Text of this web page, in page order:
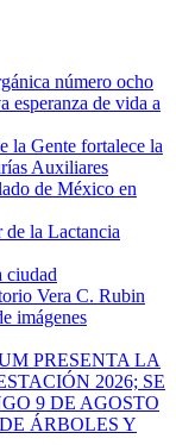
número ocho
esperanza de vida a
la Gente fortalece la
Auxiliares
de México en
de la Lactancia
ciudad
Vera C. Rubin
imágenes
PRESENTA LA
2026; SE
9 DE AGOSTO
ÁRBOLES Y